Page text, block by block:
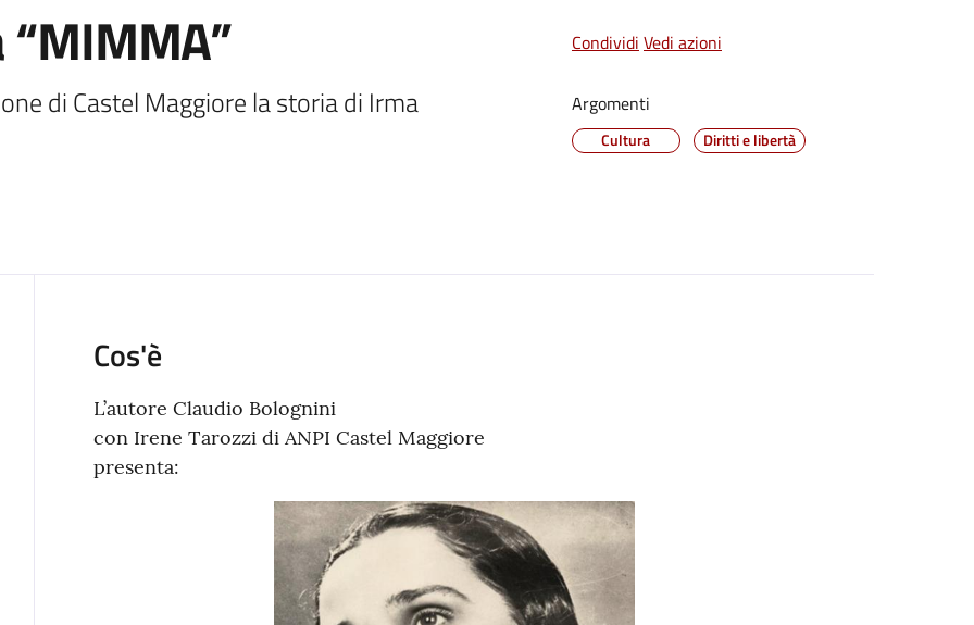
di Castel Maggiore la storia di Irma
Condividi Vedi azioni
Argomenti
Cultura Diritti e libertà
Cos'è
L’autore Claudio Bolognini
con Irene Tarozzi di ANPI Castel Maggiore
presenta: